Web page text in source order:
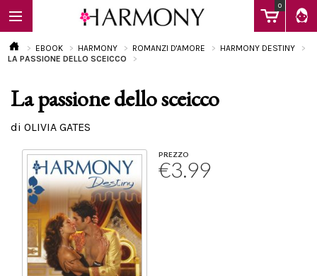
0
EBOOK
Calendario
EBOOK HARMONY ROMANZI D'AMORE
HARMONY DESTINY
LA PASSIONE DELLO SCEICCO
La passione dello sceicco
di OLIVIA GATES
PREZZO
€3.99